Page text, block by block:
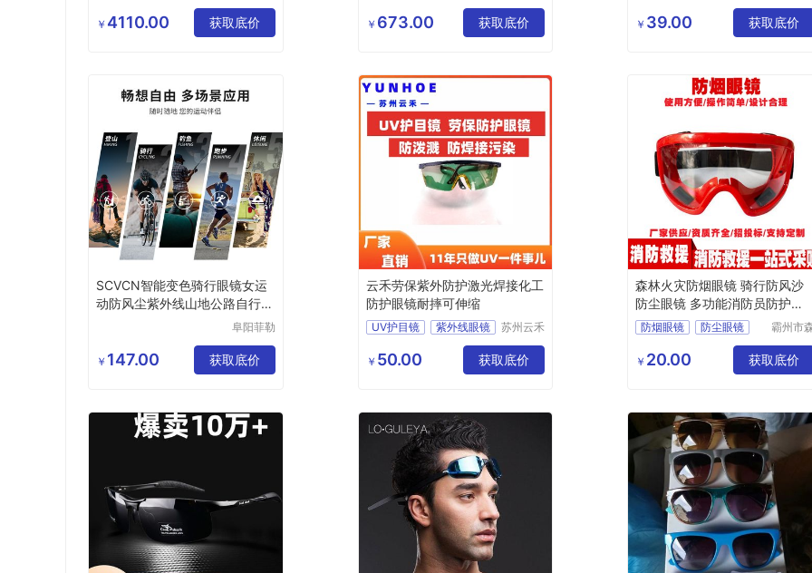
有限公司
￥ 4110.00 获取底价
公司
￥ 673.00 获取底价
威护眼镜
络科技
限公司
￥ 39.00 获取底价
SCVCN智能变色骑行眼镜女运
动防风尘紫外线山地公路自行车
阜阳菲勒
公司
￥ 147.00 获取底价
云禾劳保紫外防护激光焊接化工
防护眼镜耐摔可伸缩
UV护目镜
紫外线眼镜
防护眼镜
苏州云禾
有限公司
￥ 50.00 获取底价
森林火灾防烟眼镜 骑行防风沙
防尘眼镜 多功能消防员防护眼
镜防烟眼镜
防尘眼镜
火灾防烟眼镜
霸州市
护用品
(个体工
￥ 20.00 获取底价